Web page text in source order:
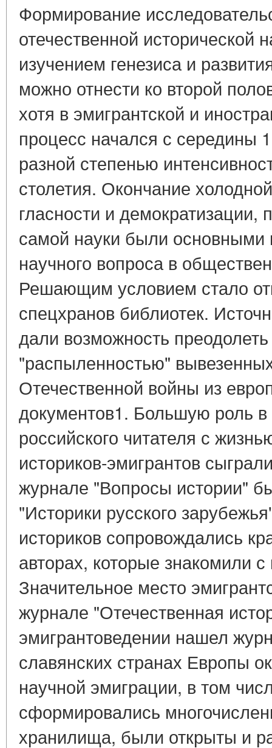
Формирование
отечественной исторической
изучением генезиса и
можно отнести ко второй
хотя в эмигрантской и
процесс начался с середины
разной степенью
столетия. Окончание
гласности и демократизации,
самой науки были
научного вопроса в
Решающим условием стало
спецхранов библиотек.
дали возможность
"распыленностью"
Отечественной войны из
документов1. Большую роль
российского читателя с
историков-эмигрантов
журнале "Вопросы истории"
"Историки русского
историков сопровождались
авторах, которые знакомили
Значительное место
журнале "Отечественная
эмигрантоведении нашел
славянских странах Европы
научной эмиграции, в том
сформировались
хранилища, были открыты и